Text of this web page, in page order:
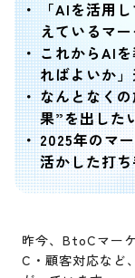
「AIを活用
えているマ
これからAI
ればよいか
なんとなく
果”を出した
2025年のマ
活かした打
昨今、BtoCマー
C・顧客対応など